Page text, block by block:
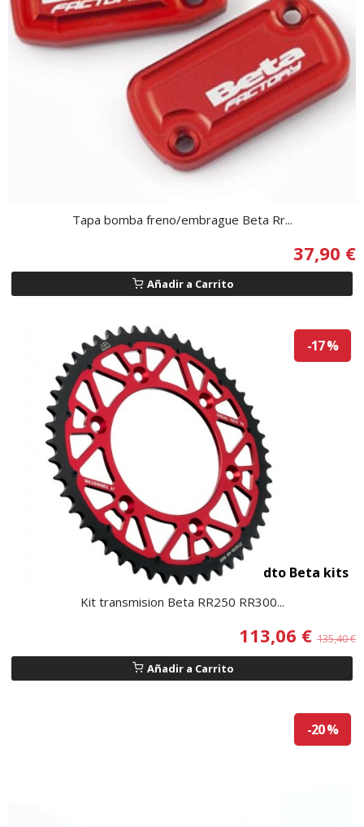
Tapa bomba freno/embrague Beta Rr...
37,90 €
Añadir a Carrito
dto Beta kits
-17 %
Kit transmision Beta RR250 RR300...
113,06 € 135,40 €
Añadir a Carrito
-20 %